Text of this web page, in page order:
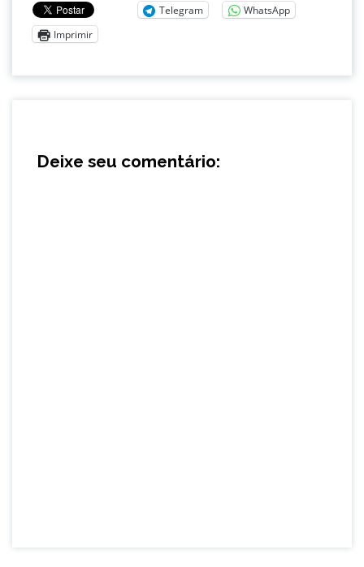
Telegram
WhatsApp
Imprimir
Deixe seu comentário: